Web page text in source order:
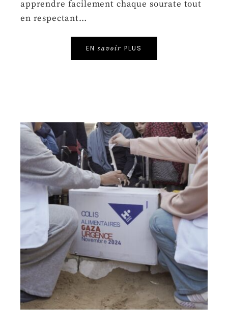
apprendre facilement chaque sourate tout
en respectant…
EN savoir PLUS